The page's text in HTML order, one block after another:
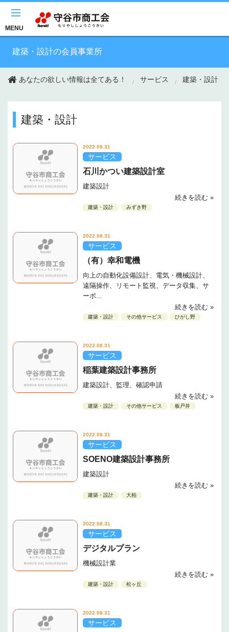
MENU
建築・設計の会員事業所
あなたの欲しい情報は全てある！ サービス 建築・設計
建築・設計
2022.08.31
サービス
石川かつい建築設計室
建築設計
続きを読む »
建築・設計 みずき野
2022.08.31
サービス
（有）幸和電機
向上の自動化設備設計、電気・機械設計、
遠隔操作、リモート監視、データ収集、サ
ーボ...
続きを読む »
建築・設計 その他サービス ひがし野
2022.08.31
サービス
稲葉建築設計事務所
建築設計、監理、確認申請
続きを読む »
建築・設計 その他サービス 板戸井
2022.08.31
サービス
SOENO建築設計事務所
建築設計
続きを読む »
建築・設計 大柏
2022.08.31
サービス
デジタルプラン
機械設計業
続きを読む »
建築・設計 松ヶ丘
2022.08.31
サービス